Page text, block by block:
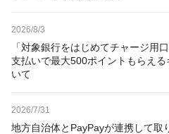
2026/8/3
「対象銀行をはじめてチャージ用
支払いで最大500ポイントもらえ
いて
2026/7/31
地方自治体とPayPayが連携して取